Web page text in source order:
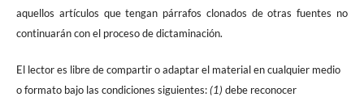
aquellos artículos que tengan párrafos clonados de otras fuentes no
continuarán con el proceso de dictaminación.
El lector es libre de compartir o adaptar el material en cualquier medio
o formato bajo las condiciones siguientes:(1) debe reconocer